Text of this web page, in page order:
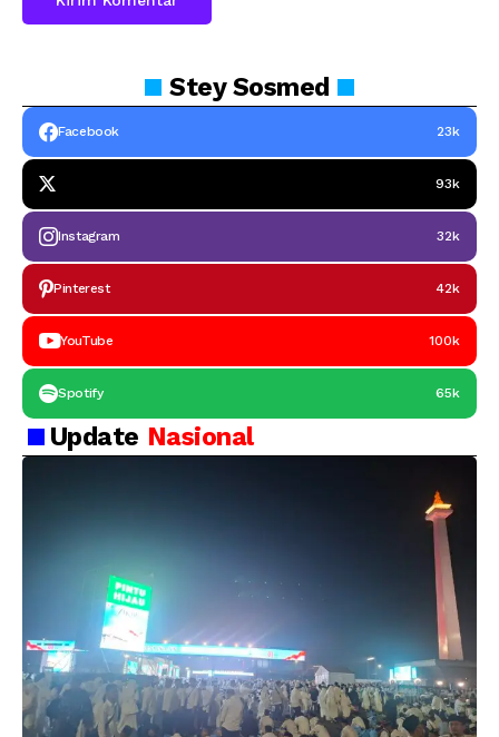
SteySosmed
Facebook 23k
93k
Instagram 32k
Pinterest 42k
YouTube 100k
Spotify 65k
Update Nasional